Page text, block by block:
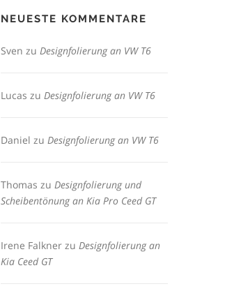
NEUESTE KOMMENTARE
Sven zu Designfolierung an VW T6
Lucas zu Designfolierung an VW T6
Daniel zu Designfolierung an VW T6
Thomas zu Designfolierung und
Scheibentönung an Kia Pro Ceed GT
Irene Falkner zu Designfolierung an
Kia Ceed GT